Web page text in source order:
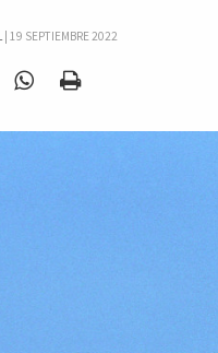
| 19 SEPTIEMBRE 2022